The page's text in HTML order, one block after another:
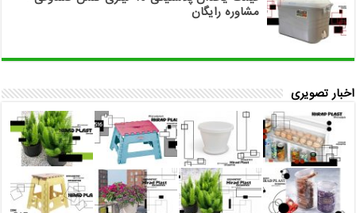
مشاوره رایگان
اخبار تصویری